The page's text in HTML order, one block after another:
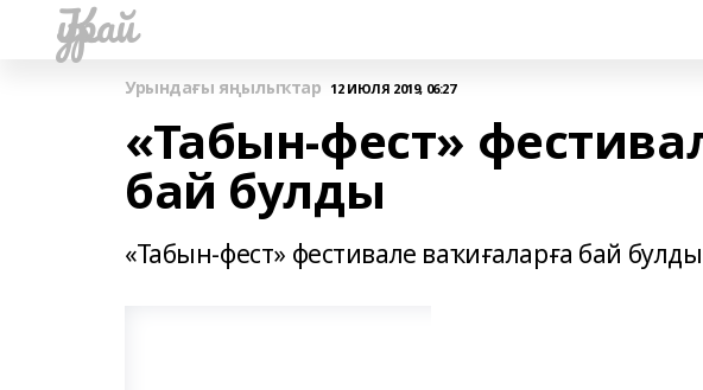
Ҡурай
Урындағы яңылыҡтар 12 ИЮЛЯ 2019, 06:27
«Табын-фест»
бай булды
«Табын-фест» фестивале ваҡиғаларға бай булды